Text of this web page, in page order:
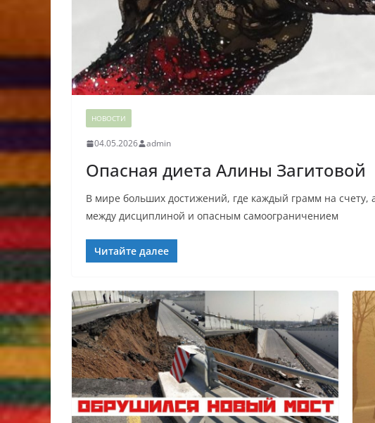
НОВОСТИ
04.05.2026 admin
Опасная диета Алины Загитовой
В мире больших достижений, где каждый грамм на счету,
между дисциплиной и опасным самоограничением
Читайте далее